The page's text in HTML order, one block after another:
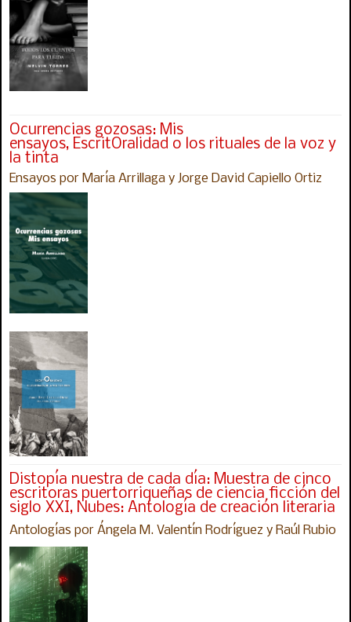
Ocurrencias gozosas: Mis
ensayos, EscritOralidad o los rituales de la voz y
la tinta
Ensayos por María Arrillaga y Jorge David Capiello Ortiz
Distopía nuestra de cada día: Muestra de cinco
escritoras puertorriqueñas de ciencia ficción del
siglo XXI, Nubes: Antología de creación literaria
Antologías por Ángela M. Valentín Rodríguez y Raúl Rubio